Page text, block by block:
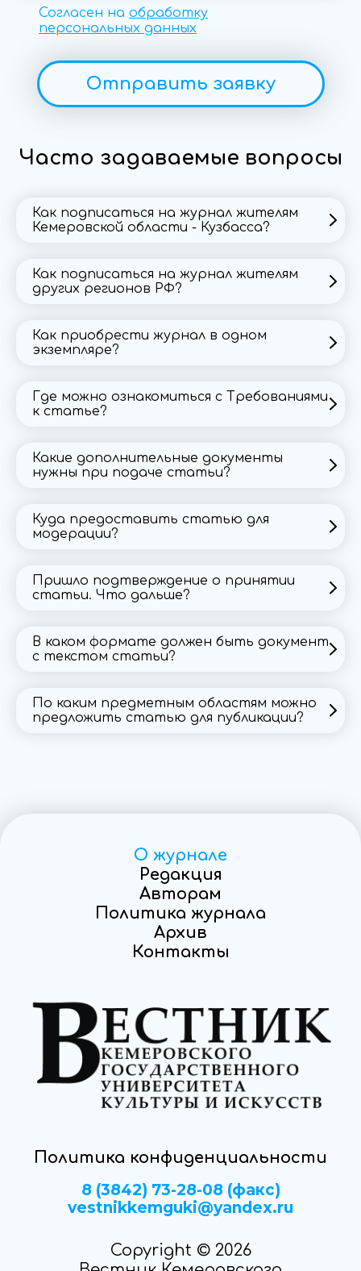
Согласен на обработку
персональных данных
Отправить заявку
Часто задаваемые вопросы
Как подписаться на журнал жителям
Кемеровской области - Кузбасса?
области можно в любом почтовом отделении
«Почты России».
Кемеровского государственного университета
культуры и искусств» — 12241, каталог «Почты
ISSN журнала «Вестник Кемеровского
государственного университета культуры и
Как подписаться на журнал жителям
других регионов РФ?
регионов по запросу на
vestnikkemguki@yandex.ru
Как приобрести журнал в одном
экземпляре?
возможно по запросу на
vestnikkemguki@yandex.ru
Где можно ознакомиться с Требованиями
к статье?
Какие дополнительные документы
нужны при подаче статьи?
Куда предоставить статью для
модерации?
Пришло подтверждение о принятии
статьи. Что дальше?
В каком формате должен быть документ
с текстом статьи?
По каким предметным областям можно
предложить статью для публикации?
О журнале
Редакция
Авторам
Политика журнала
Архив
Контакты
Политика конфиденциальности
8 (3842) 73-28-08 (факс)
vestnikkemguki@yandex.ru
Copyright © 2026